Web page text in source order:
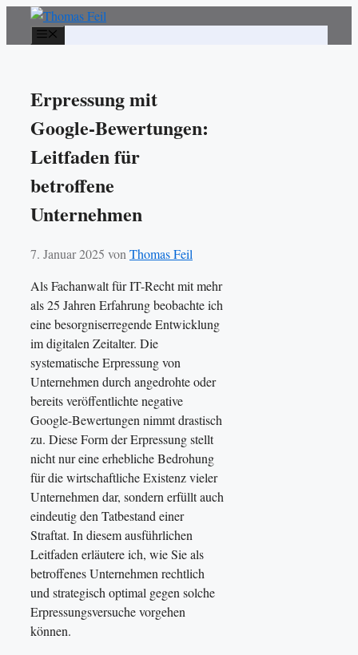
Erpressung mit
Google-Bewertungen:
Leitfaden für
betroffene
Unternehmen
7. Januar 2025 von Thomas Feil
Als Fachanwalt für IT-Recht mit mehr
als 25 Jahren Erfahrung beobachte ich
eine besorgniserregende Entwicklung
im digitalen Zeitalter. Die
systematische Erpressung von
Unternehmen durch angedrohte oder
bereits veröffentlichte negative
Google-Bewertungen nimmt drastisch
zu. Diese Form der Erpressung stellt
nicht nur eine erhebliche Bedrohung
für die wirtschaftliche Existenz vieler
Unternehmen dar, sondern erfüllt auch
eindeutig den Tatbestand einer
Straftat. In diesem ausführlichen
Leitfaden erläutere ich, wie Sie als
betroffenes Unternehmen rechtlich
und strategisch optimal gegen solche
Erpressungsversuche vorgehen
können.